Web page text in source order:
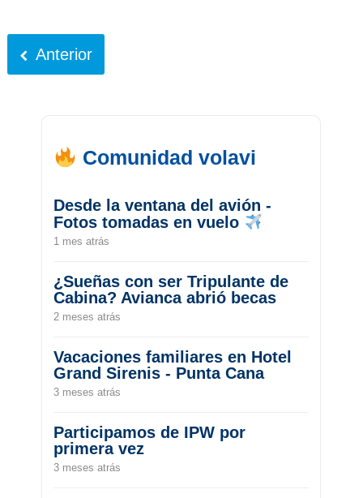
Anterior
Comunidad volavi
Desde la ventana del avión -
Fotos tomadas en vuelo
1 mes atrás
¿Sueñas con ser Tripulante de
Cabina? Avianca abrió becas
2 meses atrás
Vacaciones familiares en Hotel
Grand Sirenis - Punta Cana
3 meses atrás
Participamos de IPW por
primera vez
3 meses atrás